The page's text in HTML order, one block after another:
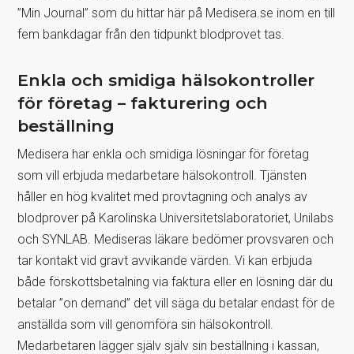
”Min Journal” som du hittar här på Medisera.se inom en till
fem bankdagar från den tidpunkt blodprovet tas.
Enkla och smidiga hälsokontroller
för företag – fakturering och
beställning
Medisera har enkla och smidiga lösningar för företag
som vill erbjuda medarbetare hälsokontroll. Tjänsten
håller en hög kvalitet med provtagning och analys av
blodprover på Karolinska Universitetslaboratoriet, Unilabs
och SYNLAB. Mediseras läkare bedömer provsvaren och
tar kontakt vid gravt avvikande värden. Vi kan erbjuda
både förskottsbetalning via faktura eller en lösning där du
betalar ”on demand” det vill säga du betalar endast för de
anställda som vill genomföra sin hälsokontroll.
Medarbetaren lägger själv själv sin beställning i kassan,